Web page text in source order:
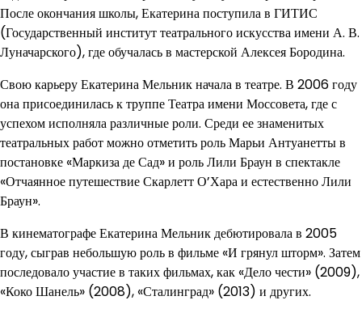
После окончания школы, Екатерина поступила в ГИТИС
(Государственный институт театрального искусства имени А. В.
Луначарского), где обучалась в мастерской Алексея Бородина.
Свою карьеру Екатерина Мельник начала в театре. В 2006 году
она присоединилась к труппе Театра имени Моссовета, где с
успехом исполняла различные роли. Среди ее знаменитых
театральных работ можно отметить роль Марьи Антуанетты в
постановке «Маркиза де Сад» и роль Лили Браун в спектакле
«Отчаянное путешествие Скарлетт О’Хара и естественно Лили
Браун».
В кинематографе Екатерина Мельник дебютировала в 2005
году, сыграв небольшую роль в фильме «И грянул шторм». Затем
последовало участие в таких фильмах, как «Дело чести» (2009),
«Коко Шанель» (2008), «Сталинград» (2013) и других.